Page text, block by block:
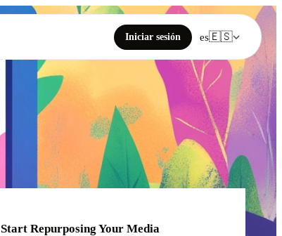
Iniciar sesión es🇪🇸
Start Repurposing Your Media